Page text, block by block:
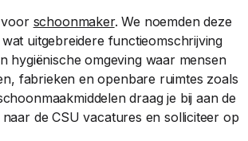
voor schoonmaker. We noemden deze
uitgebreidere functieomschrijving
hygiënische omgeving waar mensen
fabrieken en openbare ruimtes zoals
draag je bij aan de
de CSU vacatures en solliciteer op